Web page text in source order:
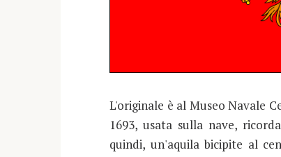
L'originale è al Museo Navale
1693, usata sulla nave,
quindi, un'aquila bicipite al